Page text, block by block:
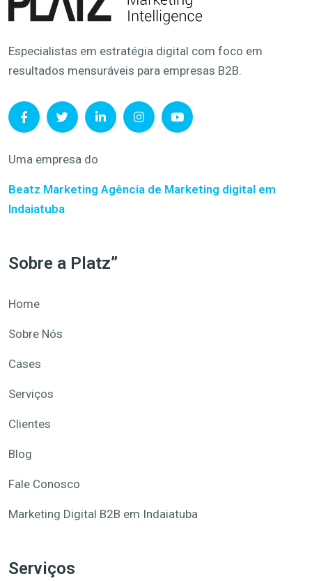
Especialistas em estratégia digital com foco em
resultados mensuráveis para empresas B2B.
Uma empresa do
Beatz Marketing Agência de Marketing digital em
Indaiatuba
Sobre a Platz”
Home
Sobre Nós
Cases
Serviços
Clientes
Blog
Fale Conosco
Marketing Digital B2B em Indaiatuba
Serviços